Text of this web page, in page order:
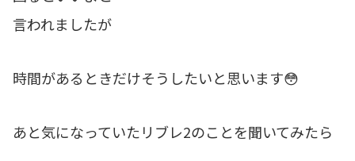
言われましたが
時間があるときだけそうしたいと思います😳
あと気になっていたリブレ2のことを聞いてみたら